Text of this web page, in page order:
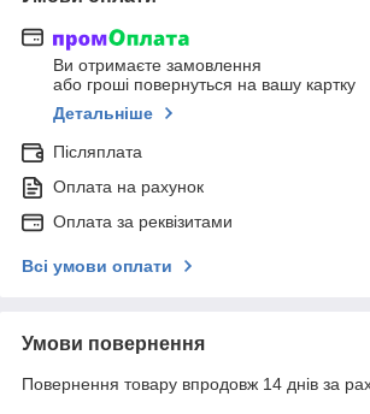
Ви отримаєте замовлення
або гроші повернуться на вашу картку
Детальніше
Післяплата
Оплата на рахунок
Оплата за реквізитами
Всі умови оплати
Умови повернення
Повернення товару впродовж 14 днів за